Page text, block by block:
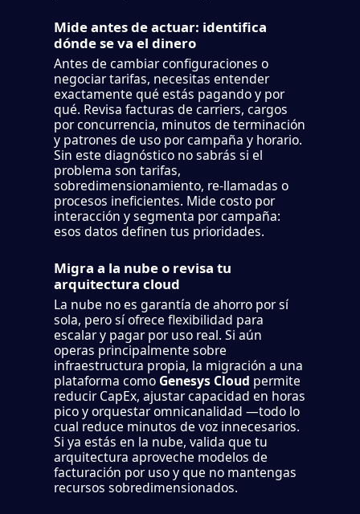
Mide antes de actuar: identifica
dónde se va el dinero
Antes de cambiar configuraciones o
negociar tarifas, necesitas entender
exactamente qué estás pagando y por
qué. Revisa facturas de carriers, cargos
por concurrencia, minutos de terminación
y patrones de uso por campaña y horario.
Sin este diagnóstico no sabrás si el
problema son tarifas,
sobredimensionamiento, re-llamadas o
procesos ineficientes. Mide costo por
interacción y segmenta por campaña:
esos datos definen tus prioridades.
Migra a la nube o revisa tu
arquitectura cloud
La nube no es garantía de ahorro por sí
sola, pero sí ofrece flexibilidad para
escalar y pagar por uso real. Si aún
operas principalmente sobre
infraestructura propia, la migración a una
plataforma como Genesys Cloud permite
reducir CapEx, ajustar capacidad en horas
pico y orquestar omnicanalidad —todo lo
cual reduce minutos de voz innecesarios.
Si ya estás en la nube, valida que tu
arquitectura aproveche modelos de
facturación por uso y que no mantengas
recursos sobredimensionados.